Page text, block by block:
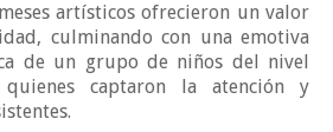
artísticos ofrecieron un valor
culminando con una emotiva
de un grupo de niños del nivel
captaron la atención y